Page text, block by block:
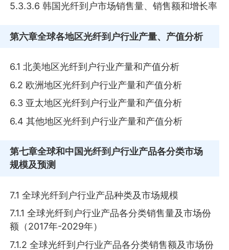
5.3.3.6 韩国光纤到户市场销售量、销售额和增长率
第六章全球各地区光纤到户行业产量、产值分析
6.1 北美地区光纤到户行业产量和产值分析
6.2 欧洲地区光纤到户行业产量和产值分析
6.3 亚太地区光纤到户行业产量和产值分析
6.4 其他地区光纤到户行业产量和产值分析
第七章全球和中国光纤到户行业产品各分类市场
规模及预测
7.1 全球光纤到户行业产品种类及市场规模
7.1.1 全球光纤到户行业产品各分类销售量及市场份
额（2017年-2029年）
7.1.2 全球光纤到户行业产品各分类销售额及市场份